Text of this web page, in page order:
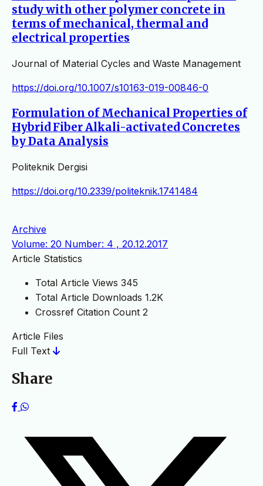
study with other polymer concrete in
terms of mechanical, thermal and
electrical properties
Journal of Material Cycles and Waste Management
https://doi.org/10.1007/s10163-019-00846-0
Formulation of Mechanical Properties of
Hybrid Fiber Alkali-activated Concretes
by Data Analysis
Politeknik Dergisi
https://doi.org/10.2339/politeknik.1741484
Archive
Volume: 20 Number: 4 , 20.12.2017
Article Statistics
Total Article Views 345
Total Article Downloads 1.2K
Crossref Citation Count 2
Article Files
Full Text
Share